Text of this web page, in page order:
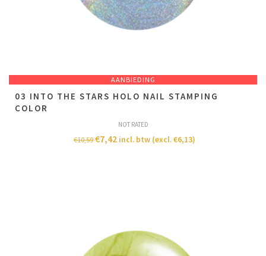
AANBIEDING
03 INTO THE STARS HOLO NAIL STAMPING
COLOR
NOT RATED
€10,59 €7,42 incl. btw (excl.€6,13)